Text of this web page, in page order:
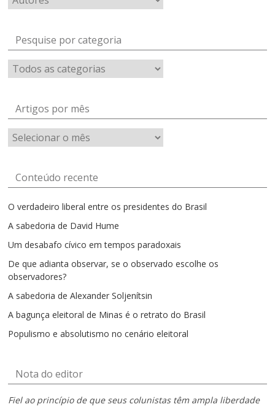
Pesquise por categoria
Artigos por mês
Artigos
por
Conteúdo recente
O verdadeiro liberal entre os presidentes do Brasil
A sabedoria de David Hume
Um desabafo cívico em tempos paradoxais
De que adianta observar, se o observado escolhe os
observadores?
A sabedoria de Alexander Soljenítsin
A bagunça eleitoral de Minas é o retrato do Brasil
Populismo e absolutismo no cenário eleitoral
Nota do editor
Fiel ao princípio de que seus colunistas têm ampla liberdade